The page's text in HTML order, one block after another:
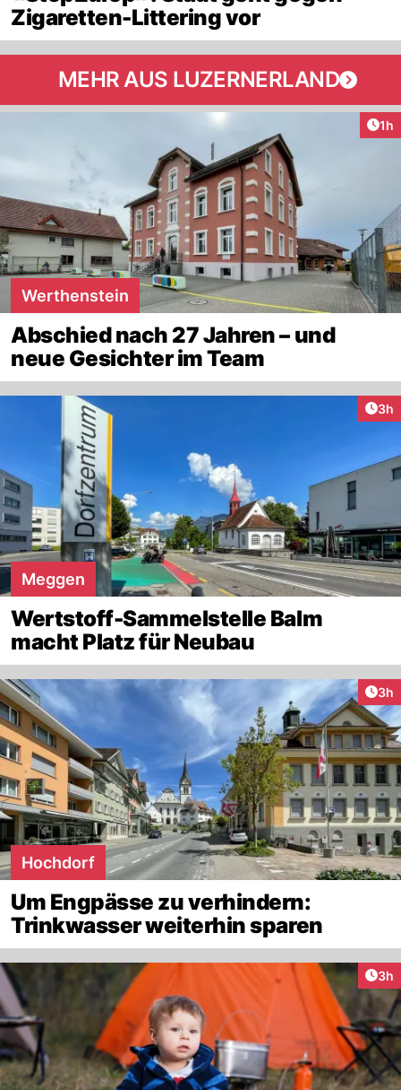
Zigaretten-Littering vor
MEHR AUS LUZERNERLAND
1h
Werthenstein
Abschied nach 27 Jahren – und
neue Gesichter im Team
3h
Meggen
Wertstoff-Sammelstelle Balm
macht Platz für Neubau
3h
Hochdorf
Um Engpässe zu verhindern:
Trinkwasser weiterhin sparen
3h